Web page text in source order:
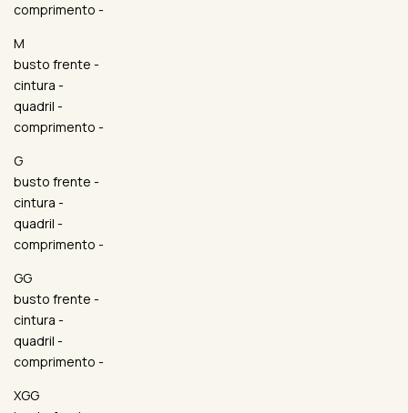
comprimento -
M
busto frente -
cintura -
quadril -
comprimento -
G
busto frente -
cintura -
quadril -
comprimento -
GG
busto frente -
cintura -
quadril -
comprimento -
XGG